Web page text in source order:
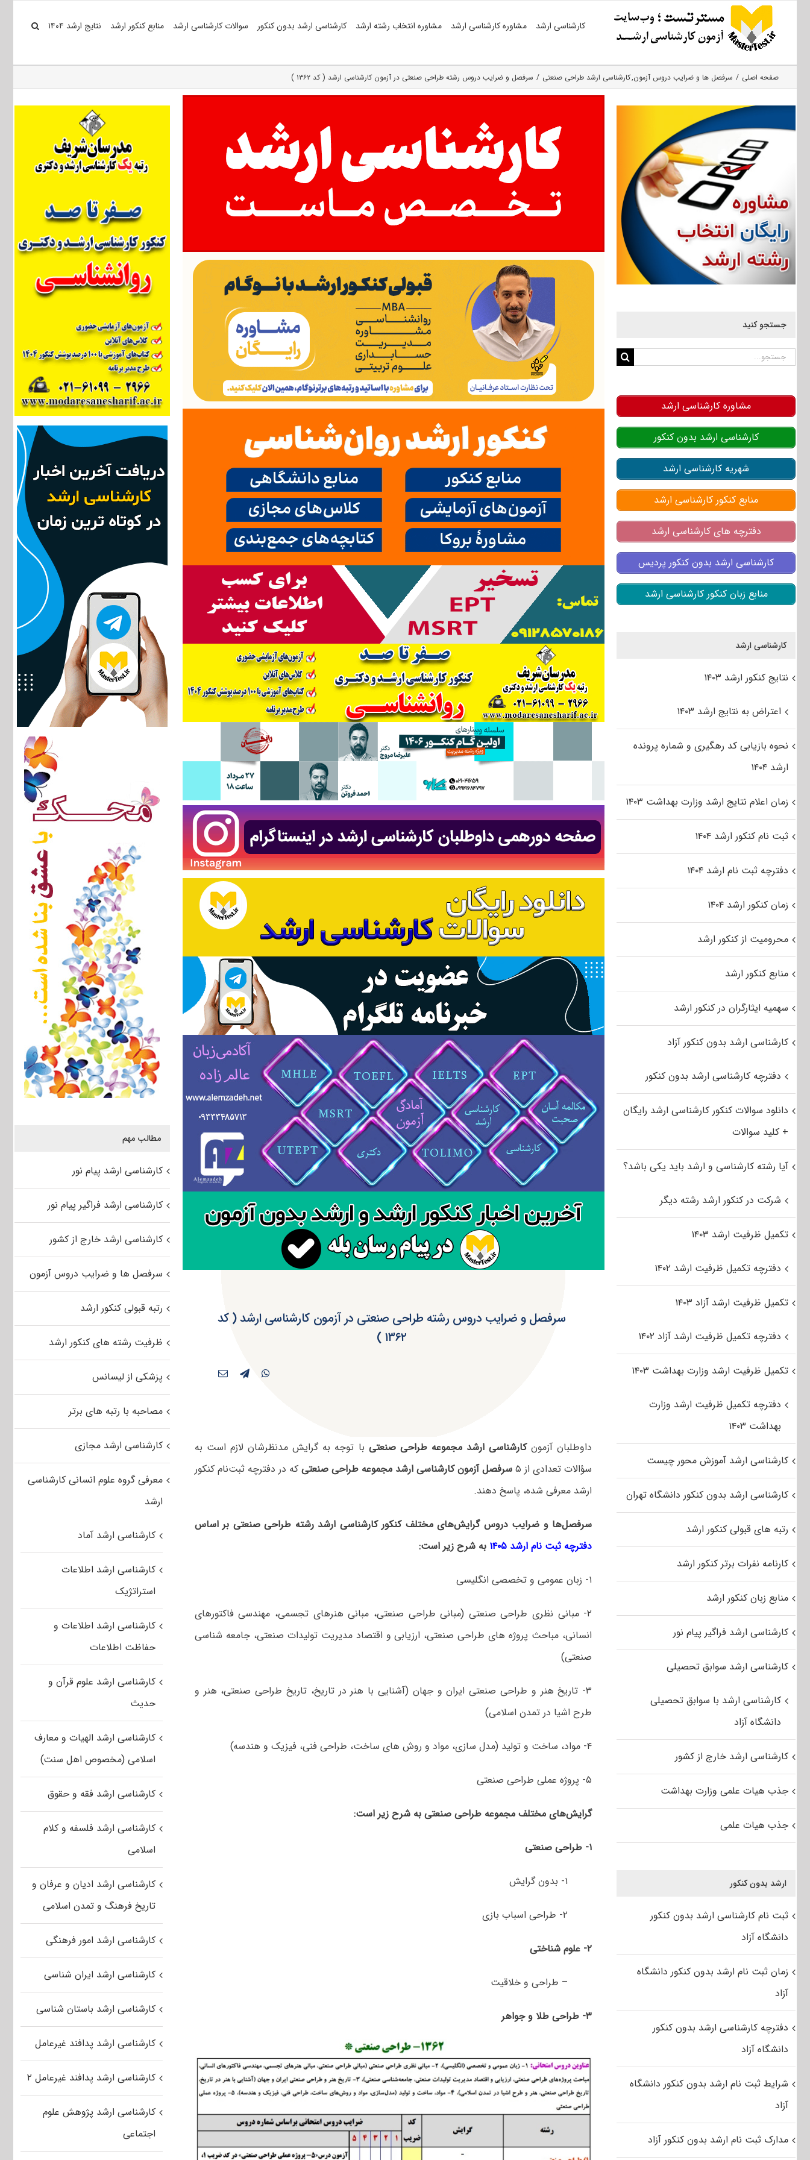
کارشناسی ارشد مشاوره کارشناسی ارشد مشاوره انتخاب رشته ارشد کارشناسی ارشد بدون کنکور سوالات کارشناسی ارشد منابع کنکور ارشد نتایج ارشد ۱۴۰۴
صفحه اصلی سرفصل ها و ضرایب دروس آزمون کارشناسی ارشد طراحی صنعتی سرفصل و ضرایب دروس رشته طراحی صنعتی در آزمون کارشناسی ارشد ( کد ۱۳۶۲ )
سرفصل و ضرایب دروس رشته طراحی صنعتی در آزمون کارشناسی ارشد ( کد
۱۳۶۲ )
داوطلبان آزمونکارشناسی ارشد مجموعه طراحی صنعتی با توجه به گرایش مدنظرشان لازم است به
سؤالات تعدادی از ۵
سرفصل آزمون کارشناسی ارشد مجموعه طراحی صنعتی که در دفترچه‌ ثبت‌نام کنکور
ارشد معرفی شده، پاسخ دهند.
سرفصل‌ها و ضرایب دروس گرایش‌های مختلف کنکور کارشناسی ارشد رشته طراحی صنعتی بر اساس
دفترچه ثبت نام ارشد ۱۴۰۵
به شرح زیر است:
۱- زبان عمومی و تخصصی انگلیسی
۲- مبانی نظری طراحی صنعتی (مبانی طراحی صنعتی، مبانی هنرهای تجسمی، مهندسی فاکتورهای
انسانی، مباحث پروژه های طراحی صنعتی، ارزیابی و اقتصاد مدیریت تولیدات صنعتی، جامعه شناسی
صنعتی)
۳- تاریخ هنر و طراحی صنعتی ایران و جهان (آشنایی با هنر در تاریخ، تاریخ طراحی صنعتی، هنر و
طرح اشیا در تمدن اسلامی)
۴- مواد، ساخت و تولید (مدل سازی، مواد و روش های ساخت، طراحی فنی، فیزیک و هندسه)
۵- پروژه عملی طراحی صنعتی
گرایش‌های مختلف مجموعه طراحی صنعتی به شرح زیر است:
۱- طراحی صنعتی
۱- بدون گرایش
۲- طراحی اسباب بازی
۲- علوم شناختی
– طراحی و خلاقیت
۳- طراحی طلا و جواهر
مطالب مهم
کارشناسی ارشد پیام نور
کارشناسی ارشد فراگیر پیام نور
کارشناسی ارشد خارج از کشور
سرفصل ها و ضرایب دروس آزمون
رتبه قبولی کنکور ارشد
ظرفیت رشته های کنکور ارشد
پزشکی از لیسانس
مصاحبه با رتبه های برتر
کارشناسی ارشد مجازی
معرفی گروه علوم انسانی کارشناسی
ارشد
کارشناسی ارشد آماد
کارشناسی ارشد اطلاعات
استراتژیک
کارشناسی ارشد اطلاعات و
حفاظت اطلاعات
کارشناسی ارشد علوم قرآن و
حدیث
کارشناسی ارشد الهیات و معارف
اسلامی (مخصوص اهل سنت)
کارشناسی ارشد فقه و حقوق
کارشناسی ارشد فلسفه و کلام
اسلامی
کارشناسی ارشد ادیان و عرفان و
تاریخ فرهنگ و تمدن اسلامی
کارشناسی ارشد امور فرهنگی
کارشناسی ارشد ایران شناسی
کارشناسی ارشد باستان شناسی
کارشناسی ارشد پدافند غیرعامل
کارشناسی ارشد پدافند غیرعامل ۲
کارشناسی ارشد پژوهش علوم
اجتماعی
جستجو کنید
جستجو
مشاوره کارشناسی ارشد
کارشناسی ارشد بدون کنکور
شهریه کارشناسی ارشد
منابع کنکور کارشناسی ارشد
دفترچه های کارشناسی ارشد
کارشناسی ارشد بدون کنکور پردیس
منابع زبان کنکور کارشناسی ارشد
کارشناسی ارشد
نتایج کنکور ارشد ۱۴۰۳
اعتراض به نتایج ارشد ۱۴۰۳
نحوه بازیابی کد رهگیری و شماره پرونده
ارشد ۱۴۰۴
زمان اعلام نتایج ارشد وزارت بهداشت ۱۴۰۳
ثبت نام کنکور ارشد ۱۴۰۴
دفترچه ثبت نام ارشد ۱۴۰۴
زمان کنکور ارشد ۱۴۰۴
محرومیت از کنکور ارشد
منابع کنکور ارشد
سهمیه ایثارگران در کنکور ارشد
کارشناسی ارشد بدون کنکور آزاد
دفترچه کارشناسی ارشد بدون کنکور
دانلود سوالات کنکور کارشناسی ارشد رایگان
+ کلید سوالات
آیا رشته کارشناسی و ارشد باید یکی باشد؟
شرکت در کنکور ارشد رشته دیگر
تکمیل ظرفیت ارشد ۱۴۰۳
دفترچه تکمیل ظرفیت ارشد ۱۴۰۲
تکمیل ظرفیت ارشد آزاد ۱۴۰۳
دفترچه تکمیل ظرفیت ارشد آزاد ۱۴۰۲
تکمیل ظرفیت ارشد وزارت بهداشت ۱۴۰۳
دفترچه تکمیل ظرفیت ارشد وزارت
بهداشت ۱۴۰۳
کارشناسی ارشد آموزش محور چیست
کارشناسی ارشد بدون کنکور دانشگاه تهران
رتبه های قبولی کنکور ارشد
کارنامه نفرات برتر کنکور ارشد
منابع زبان کنکور ارشد
کارشناسی ارشد فراگیر پیام نور
کارشناسی ارشد سوابق تحصیلی
کارشناسی ارشد با سوابق تحصیلی
دانشگاه آزاد
کارشناسی ارشد خارج از کشور
جذب هیات علمی وزارت بهداشت
جذب هیات علمی
ارشد بدون کنکور
ثبت نام کارشناسی ارشد بدون کنکور
دانشگاه آزاد
زمان ثبت نام ارشد بدون کنکور دانشگاه
آزاد
دفترچه کارشناسی ارشد بدون کنکور
دانشگاه آزاد
شرایط ثبت نام ارشد بدون کنکور دانشگاه
آزاد
مدارک ثبت نام ارشد بدون کنکور آزاد